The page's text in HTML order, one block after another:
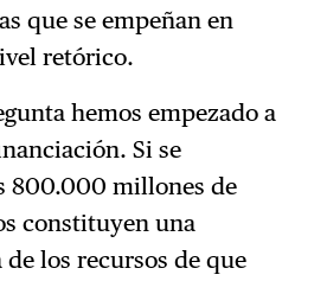
que se empeñan en
retórico.
hemos empezado a
Si se
800.000 millones de
constituyen una
los recursos de que